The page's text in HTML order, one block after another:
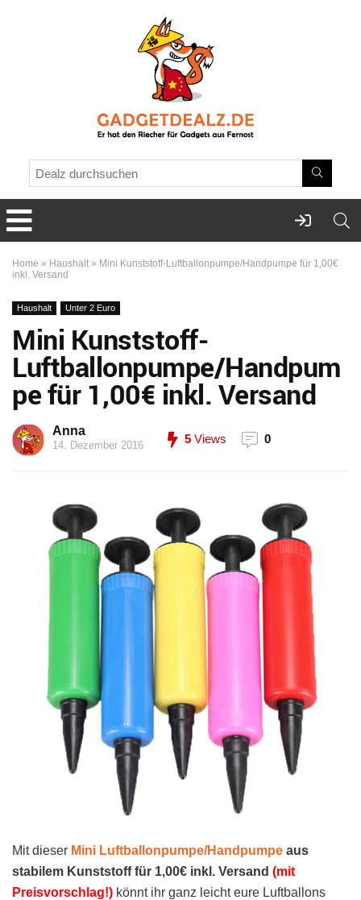
Home » Haushalt » Mini Kunststoff-Luftballonpumpe/Handpumpe für 1,00€
inkl. Versand
Haushalt Unter 2 Euro
Mini Kunststoff-
Luftballonpumpe/Handpum
pe für 1,00€ inkl. Versand
Anna
14. Dezember 2016 5 Views 0
Mit dieser Mini Luftballonpumpe/Handpumpe aus
stabilem Kunststoff für 1,00€ inkl. Versand (mit
Preisvorschlag!) könnt ihr ganz leicht eure Luftballons